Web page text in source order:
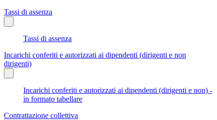
Tassi di assenza
Tassi di assenza
Incarichi conferiti e autorizzati ai dipendenti (dirigenti e non
dirigenti)
Incarichi conferiti e autorizzati ai dipendenti (dirigenti e non) -
in formato tabellare
Contrattazione collettiva